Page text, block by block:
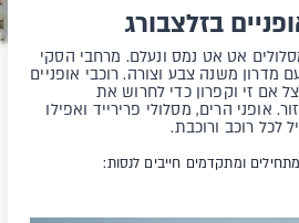
בזלצבורג
אט אט נמס ונעלם. מרחבי הסקי
מדרון משנה צבע וצורה. רוכבי אופניים
אם זי וקפרון כדי לחרוש את
אופני הרים, מסלולי פרירייד ואפילו
לכל רוכב ורוכבת.
ומתקדמים חייבים לנסות: